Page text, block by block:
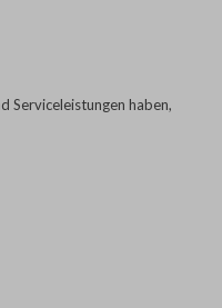
Serviceleistungen haben,